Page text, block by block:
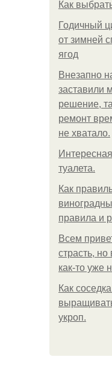
Как
Годичный
от зимней
ягод
Внезапно
заставили
решение,
ремонт
не хватало.
туалета.
Как
правила и
Всем
страсть, но
как-то уже
Как
укроп.